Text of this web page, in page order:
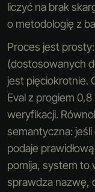
liczyć na brak
o metodologię z
Proces jest
(dostosowanych
jest pięciokrotnie.
Eval z progiem
weryfikacji.
semantyczna:
podaje
pomija, system to
sprawdza nazwę,